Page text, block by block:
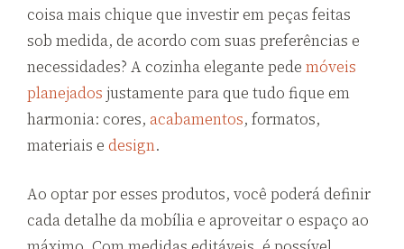
coisa mais chique que investir em peças feitas
sob medida, de acordo com suas preferências e
necessidades? A cozinha elegante pede móveis
planejados justamente para que tudo fique em
harmonia: cores, acabamentos, formatos,
materiais e design.
Ao optar por esses produtos, você poderá definir
cada detalhe da mobília e aproveitar o espaço ao